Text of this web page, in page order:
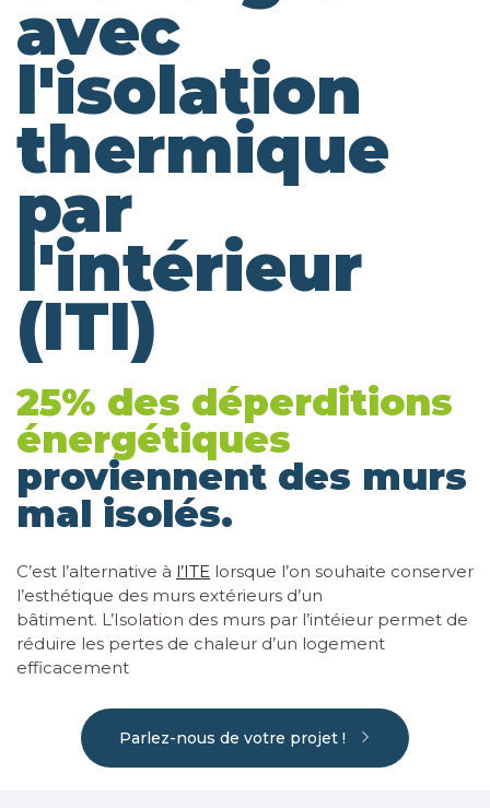
avec
l'isolation
thermique
par
l'intérieur
(ITI)
25% des déperditions
énergétiques
proviennent des murs
mal isolés.
C’est l’alternative à l’ITE lorsque l’on souhaite conserver
l’esthétique des murs extérieurs d’un
bâtiment. L’Isolation des murs par l’intéieur permet de
réduire les pertes de chaleur d’un logement
efficacement
Parlez-nous de votre projet !